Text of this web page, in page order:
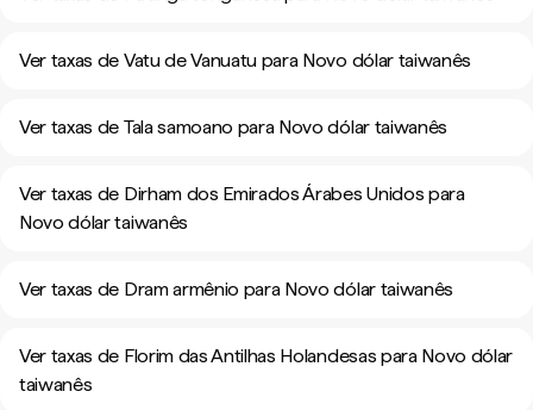
Ver taxas de Vatu de Vanuatu para Novo dólar taiwanês
Ver taxas de Tala samoano para Novo dólar taiwanês
Ver taxas de Dirham dos Emirados Árabes Unidos para
Novo dólar taiwanês
Ver taxas de Dram armênio para Novo dólar taiwanês
Ver taxas de Florim das Antilhas Holandesas para Novo dólar
taiwanês